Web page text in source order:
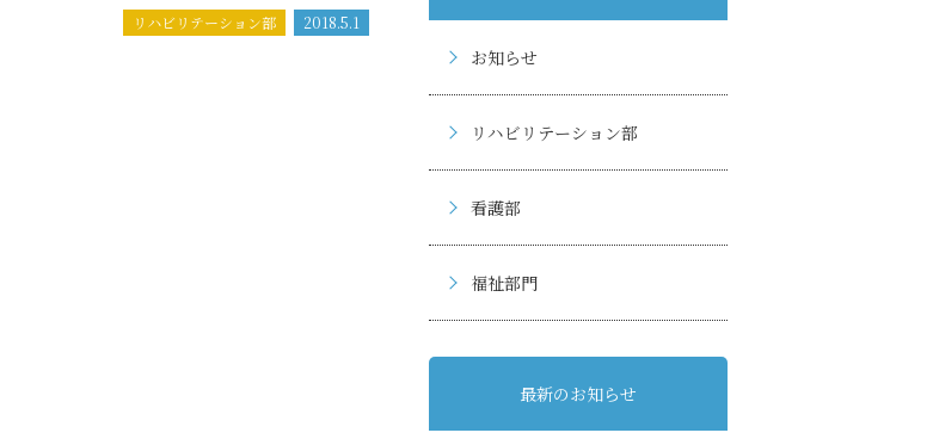
2018.5.1
リハビリテーション部
お知らせ
リハビリテーション部
看護部
福祉部門
最新のお知らせ